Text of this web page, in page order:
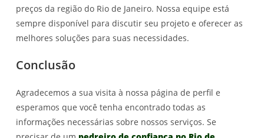
preços da região do Rio de Janeiro. Nossa equipe está
sempre disponível para discutir seu projeto e oferecer as
melhores soluções para suas necessidades.
Conclusão
Agradecemos a sua visita à nossa página de perfil e
esperamos que você tenha encontrado todas as
informações necessárias sobre nossos serviços. Se